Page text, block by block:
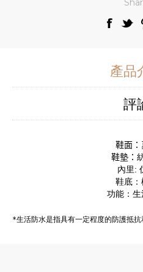
產品
評
鞋面：
鞋墊：
內里:
鞋底：
功能： 生
*生活防水是指具有一定程度的防護抵